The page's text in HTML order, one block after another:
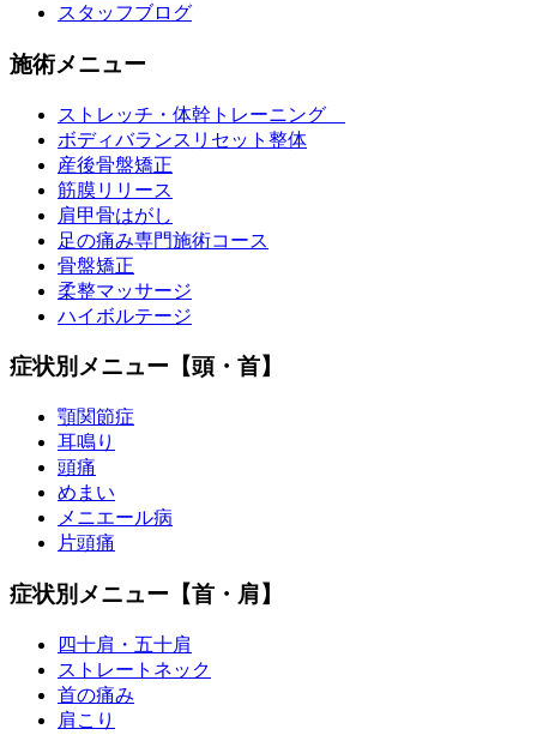
スタッフブログ
施術メニュー
ストレッチ・体幹トレーニング
ボディバランスリセット整体
産後骨盤矯正
筋膜リリース
肩甲骨はがし
足の痛み専門施術コース
骨盤矯正
柔整マッサージ
ハイボルテージ
症状別メニュー【頭・首】
顎関節症
耳鳴り
頭痛
めまい
メニエール病
片頭痛
症状別メニュー【首・肩】
四十肩・五十肩
ストレートネック
首の痛み
肩こり